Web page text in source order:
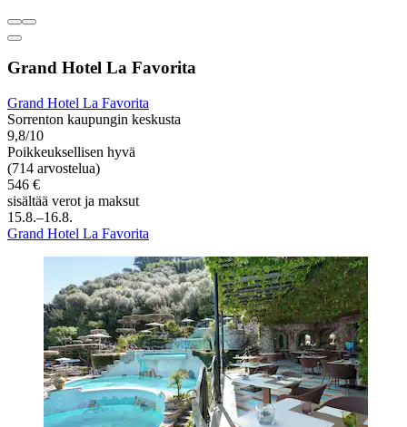
Grand Hotel La Favorita
Grand Hotel La Favorita
Sorrenton kaupungin keskusta
9,8/10
Poikkeuksellisen hyvä
(714 arvostelua)
546 €
sisältää verot ja maksut
15.8.–16.8.
Grand Hotel La Favorita